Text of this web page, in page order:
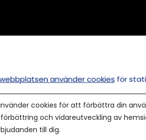
användarvillkor
Annonspolicy
Tillgänglighet
använder cookies för
cookies för att förbättra din
och vidareutveckling av
till dig.